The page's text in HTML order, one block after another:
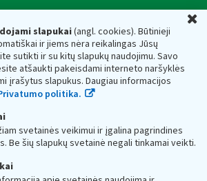
slapukai(angl. cookies). Būtinieji
ir jiems nėra reikalingas Jūsų
sutikti ir su kitų slapukų naudojimu. Savo
atšaukti pakeisdami interneto naršyklės
įrašytus slapukus. Daugiau informacijos
politika.
svetainės veikimui ir įgalina pagrindines
Be šių slapukų svetainė negali tinkamai veikti.
ministerijos
asmens kodas — 188659752,
g. 14, 01107 Vilnius, Lietuva, el.paštas:
dėžutės adresas 188659752
mokesčių inspekciją prie Lietuvos
kaupiami ir saugomi Juridinių